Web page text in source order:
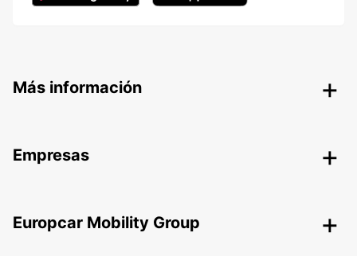
Más información
Empresas
Europcar Mobility Group